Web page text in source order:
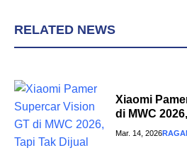
RELATED NEWS
Xiaomi
di MWC
Mar. 14, 2026